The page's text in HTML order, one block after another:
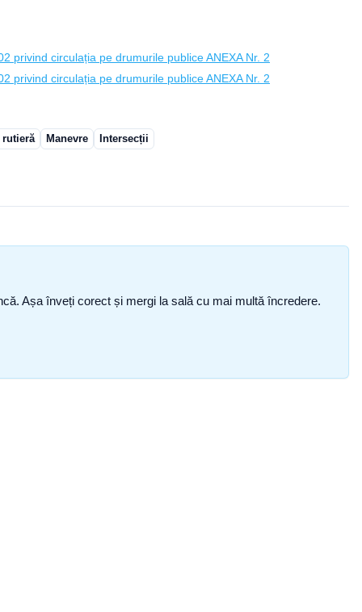
privind circulația pe drumurile publice ANEXA Nr. 2
privind circulația pe drumurile publice ANEXA Nr. 2
rutieră Manevre Intersecții
Așa înveți corect și mergi la sală cu mai multă încredere.